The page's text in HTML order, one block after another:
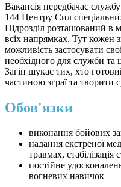
Вакансія передбачає
144 Центру Сил
Підрозділ розташований в
всіх напрямках. Тут кожен
можливість застосувати
необхідного для служби та
Загін шукає тих, хто
частиною зграї та творити
Обов'язки
виконання бойових
надання екстреної
травмах, стабілізація
постійне
вогневих навичок